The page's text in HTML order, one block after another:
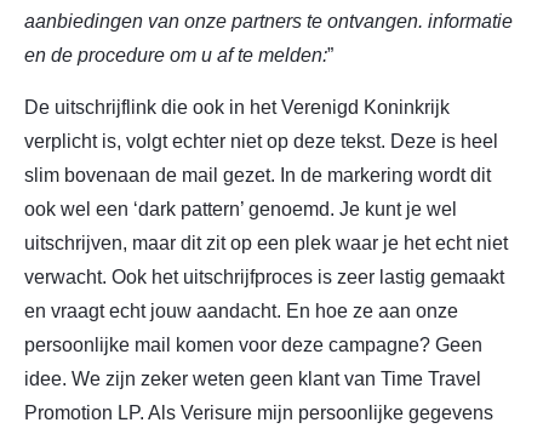
aanbiedingen van onze partners te ontvangen. informatie
en de procedure om u af te melden:”
De uitschrijflink die ook in het Verenigd Koninkrijk
verplicht is, volgt echter niet op deze tekst. Deze is heel
slim bovenaan de mail gezet. In de markering wordt dit
ook wel een ‘dark pattern’ genoemd. Je kunt je wel
uitschrijven, maar dit zit op een plek waar je het echt niet
verwacht. Ook het uitschrijfproces is zeer lastig gemaakt
en vraagt echt jouw aandacht. En hoe ze aan onze
persoonlijke mail komen voor deze campagne? Geen
idee. We zijn zeker weten geen klant van Time Travel
Promotion LP. Als Verisure mijn persoonlijke gegevens